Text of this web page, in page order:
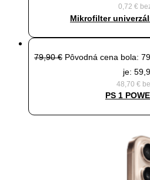
0,72 €
Mikrofilter
79,90€ Pôvodná cena bola:
je:
48,70 €
PS 1